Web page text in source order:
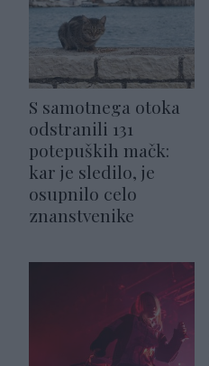
S samotnega otoka
odstranili 131
potepuških mačk:
kar je sledilo, je
osupnilo celo
znanstvenike